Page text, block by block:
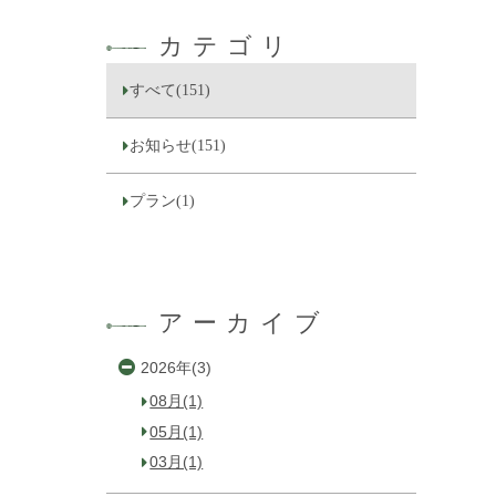
カテゴリ
すべて(151)
お知らせ(151)
プラン(1)
アーカイブ
2026年(3)
08月(1)
05月(1)
03月(1)